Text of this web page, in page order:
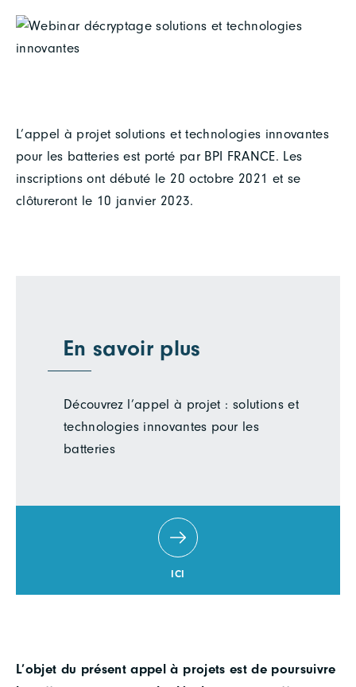
L’appel à projet solutions et technologies innovantes
pour les batteries est porté par BPI FRANCE. Les
inscriptions ont débuté le 20 octobre 2021 et se
clôtureront le 10 janvier 2023.
En savoir plus
Découvrez l’appel à projet : solutions et
technologies innovantes pour les
batteries
ICI
L’objet du présent appel à projets est de poursuivre